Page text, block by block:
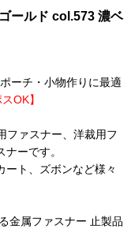
ールド col.573 濃ベ
ポーチ・小物作りに最適
OK】
ファスナー、洋裁用フ
ーです。
ート、ズボンなど様々
金属ファスナー 止製品